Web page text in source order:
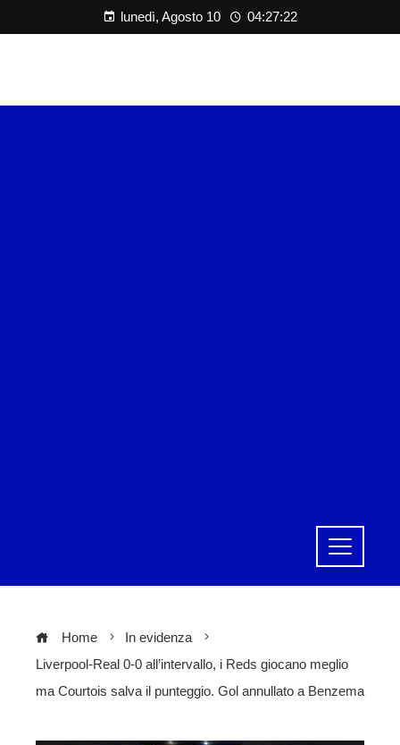
lunedì, Agosto 10 04:27:22
Home
In evidenza
Liverpool-Real 0-0 all’intervallo, i Reds giocano meglio
ma Courtois salva il punteggio. Gol annullato a Benzema